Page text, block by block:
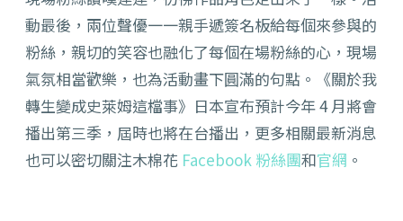
動最後，兩位聲優一一親手遞簽名板給每個來參與的
粉絲，親切的笑容也融化了每個在場粉絲的心，現場
氣氛相當歡樂，也為活動畫下圓滿的句點。 《關於我
轉生變成史萊姆這檔事》日本宣布預計今年 4 月將會
播出第三季，屆時也將在台播出，更多相關最新消息
也可以密切關注木棉花 Facebook 粉絲團和官網 。